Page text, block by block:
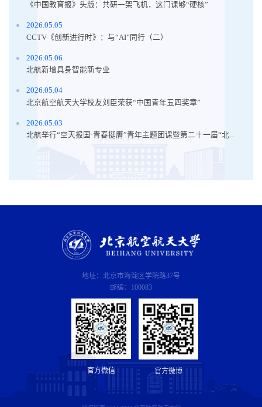
《中国教育报》头版：共研一架飞机，这门课够“硬核”
2026.05.05
CCTV《创新进行时》：与“AI”同行（二）
2026.05.06
北航新增具身智能新专业
2026.05.04
北京航空航天大学校友刘臣荣获“中国青年五四奖章”
2026.05.03
北航举行“空天报国·青春挺膺”青年主题团课暨第二十一届“北...
地址：北京市海淀区学院路37号
邮编：100083
官方微信 官方微博